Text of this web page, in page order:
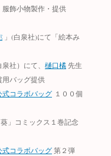
服飾小物製作・提供
」(白泉社)にて「絵本み
泉社）にて、 樋口橘 先生
用バッグ提供
式コラボバッグ １００個
」コミックス１巻記念
式コラボバッグ第２弾